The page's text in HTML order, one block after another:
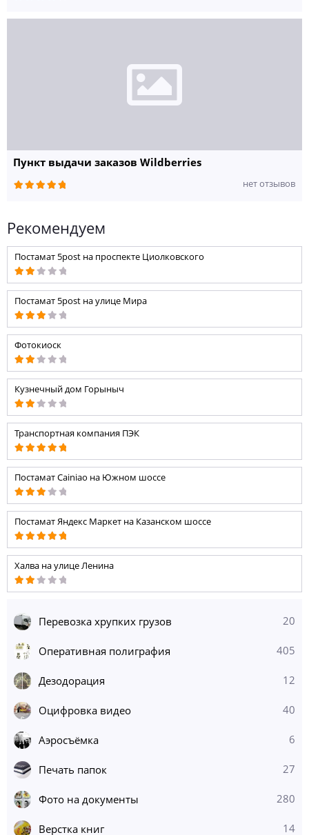
Пункт выдачи заказов Wildberries
нет отзывов
Рекомендуем
Постамат 5post на проспекте Циолковского
Постамат 5post на улице Мира
Фотокиоск
Кузнечный дом Горыныч
Транспортная компания ПЭК
Постамат Cainiao на Южном шоссе
Постамат Яндекс Маркет на Казанском шоссе
Халва на улице Ленина
Перевозка хрупких грузов 20
Оперативная полиграфия 405
Дезодорация 12
Оцифровка видео 40
Аэросъёмка 6
Печать папок 27
Фото на документы 280
Верстка книг 14